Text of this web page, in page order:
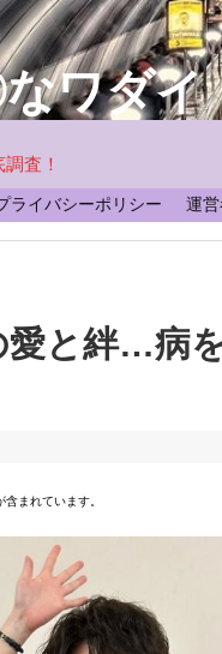
ワダイ
査！
ライバシーポリシー 運
愛と絆…病
まれています。